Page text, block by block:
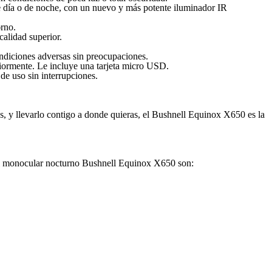
o de noche, con un nuevo y más potente iluminador IR
superior.
adversas sin preocupaciones.
Le incluye una tarjeta micro USD.
uso sin interrupciones.
y llevarlo contigo a donde quieras, el Bushnell Equinox X650 es la
monocular nocturno Bushnell Equinox X650 son: